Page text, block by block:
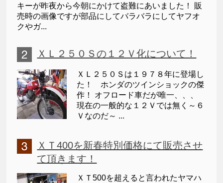
キーが昨夜から今朝にかけて盗難にあいました！ 販
売時の画像ですが部品にしてバラバラにしてヤフオ
クやガ...
ＸＬ２５０Ｓの１２Ｖ化について！
ＸＬ２５０Ｓは１９７８年に登場し
た！ ホンダのツインショックの傑
作！ オフロード車だが唯一、、、
現在の一般的な１２Ｖでは無く～６
Ｖなのだ～ ...
ＸＴ400を新春特別価格にて販売させ
て頂きます！
ＸＴ500を超えると言われたヤマハ